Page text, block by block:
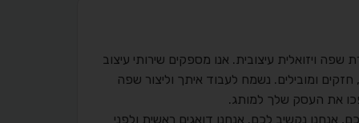
שנות ניסיון בעיצוב גרפי ויצירת שפה ויזואלית עיצובית. אנו מספקים שירותי עיצוב
חזקים ומובילים. נשמח לעבוד איתך וליצור שפה
את העסק שלך למותג.
אנחנו נקשיב לכם. אנחנו דואגים ראשית ולפני